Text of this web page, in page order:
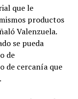
que le
productos
Valenzuela.
se pueda
de
de cercanía que